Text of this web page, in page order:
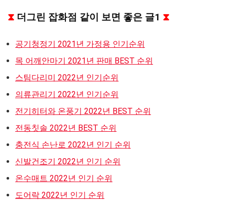
⧗ 더그린 잡화점 같이 보면 좋은 글1 ⧗
공기청정기 2021년 가정용 인기순위
목 어깨안마기 2021년 판매 BEST 순위
스팀다리미 2022년 인기순위
의류관리기 2022년 인기순위
전기히터와 온풍기 2022년 BEST 순위
전동칫솔 2022년 BEST 순위
충전식 손난로 2022년 인기 순위
신발건조기 2022년 인기 순위
온수매트 2022년 인기 순위
도어락 2022년 인기 순위